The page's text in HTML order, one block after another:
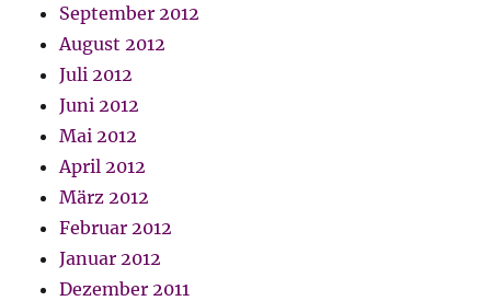
September 2012
August 2012
Juli 2012
Juni 2012
Mai 2012
April 2012
März 2012
Februar 2012
Januar 2012
Dezember 2011